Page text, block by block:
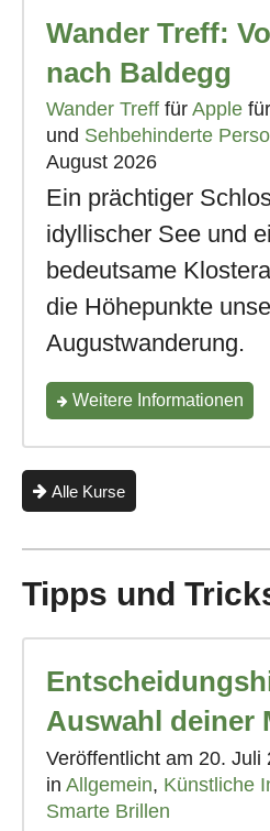
–
Wander Treff:
nach Baldegg
Wander Treff für Apple für
und Sehbehinderte
August 2026
Ein prächtiger
idyllischer See und
bedeutsame
die Höhepunkte
Augustwanderung.
Weitere Informationenzum
Alle Kurse
Tipps und
Auswahl deiner
Veröffentlicht am 20. Juli
in Allgemein, Künstliche
Smarte Brillen